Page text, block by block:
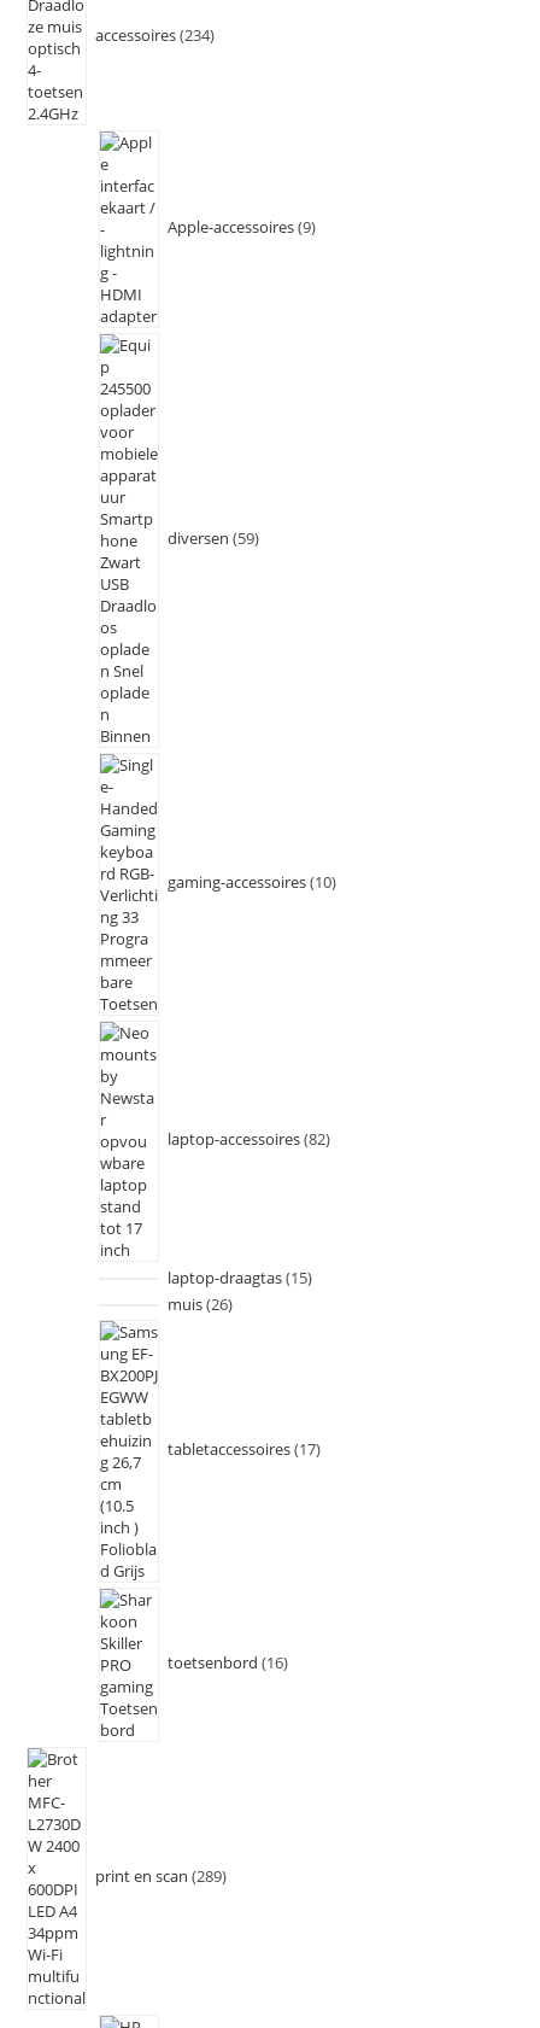
accessoires 234
Apple-accessoires 9
diversen 59
gaming-accessoires 10
laptop-accessoires 82
laptop-draagtas 15
muis 26
tabletaccessoires 17
toetsenbord 16
print en scan 289